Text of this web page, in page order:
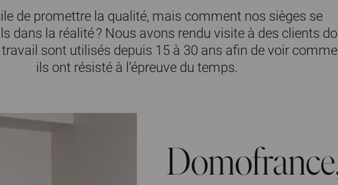
de promettre la qualité, mais comment nos sièges se
dans la réalité ? Nous avons rendu visite à des clients
travail sont utilisés depuis 15 à 30 ans afin de voir
ils ont résisté à l’épreuve du temps.